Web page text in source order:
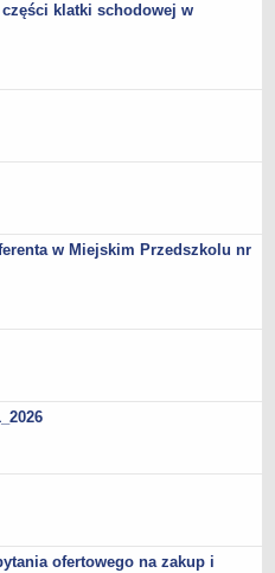
klatki schodowej w
w Miejskim Przedszkolu nr
ofertowego na zakup i